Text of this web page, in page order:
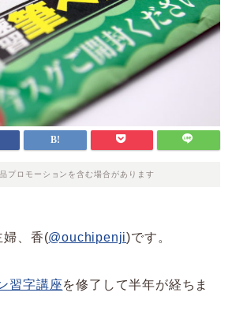
プロモーションを含む場合があります
婦、香(@ouchipenji)です。
習字講座を修了して半年が経ちま